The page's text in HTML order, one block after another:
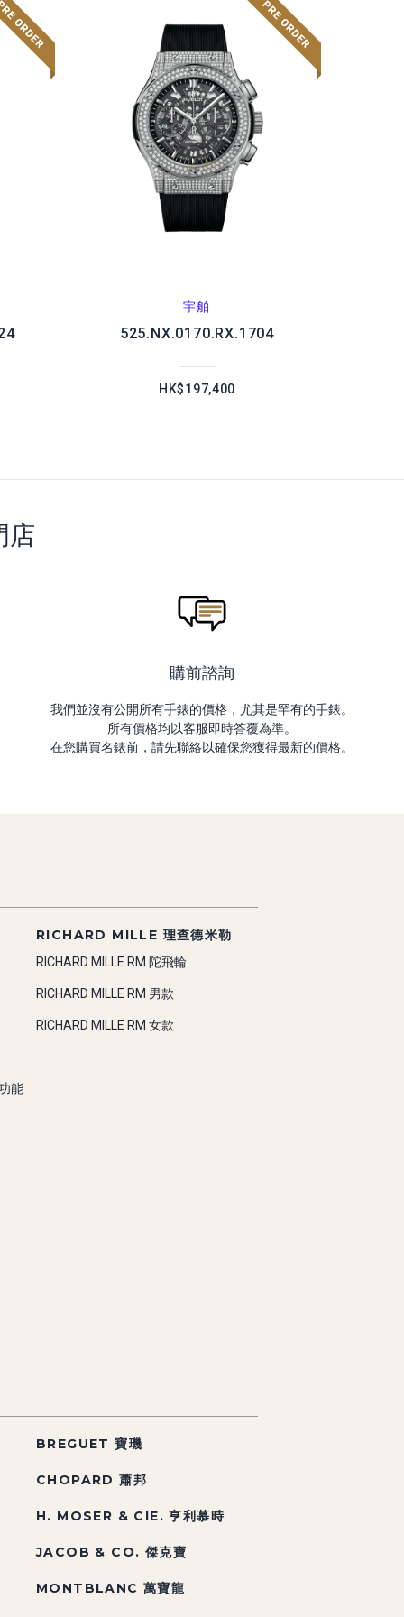
宇舶
525.NX.0170.RX.1704
HK$197,400
店
購前諮詢
我們並沒有公開所有手錶的價格，尤其是罕有的手錶。
所有價格均以客服即時答覆為準。
在您購買名錶前，請先聯絡以確保您獲得最新的價格。
能
RICHARD MILLE 理查德米勒
RICHARD MILLE RM 陀飛輪
RICHARD MILLE RM 男款
RICHARD MILLE RM 女款
BREGUET 寶璣
CHOPARD 蕭邦
H. MOSER & CIE. 亨利慕時
JACOB & CO. 傑克寶
MONTBLANC 萬寶龍